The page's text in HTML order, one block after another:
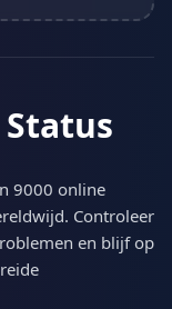
9000 online
Controleer
en blijf op